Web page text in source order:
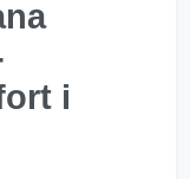
i